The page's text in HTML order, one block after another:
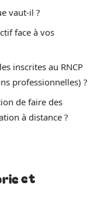
vaut-il ?
face à vos
inscrites au RNCP
professionnelles) ?
de faire des
à distance ?
et